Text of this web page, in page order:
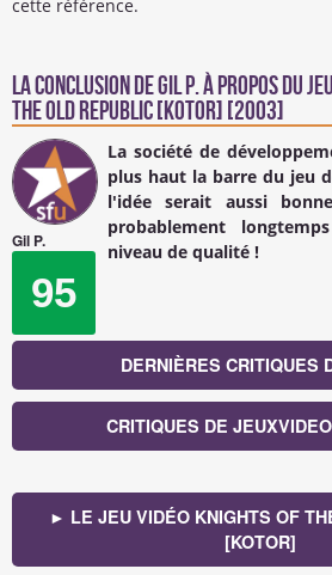
cette référence.
La conclusion deGil P.à propos du
The Old Republic [KOTOR] [2003]
Gil P.
95
La société de
plus haut la barre du jeu
l'idée serait aussi
probablement
niveau de qualité !
DERNIÈRES CRITIQUES
CRITIQUES DE
► LE JEU VIDÉO KNIGHTS OF
[KOTOR]